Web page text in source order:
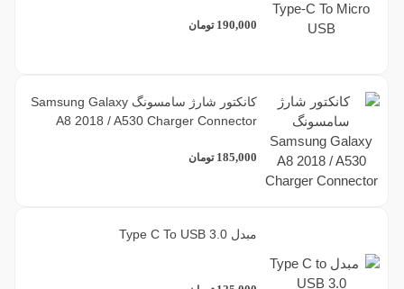
190,000 تومان
کانکتور شارژ سامسونگ Samsung Galaxy
A8 2018 / A530 Charger Connector
185,000 تومان
مبدل Type C To USB 3.0